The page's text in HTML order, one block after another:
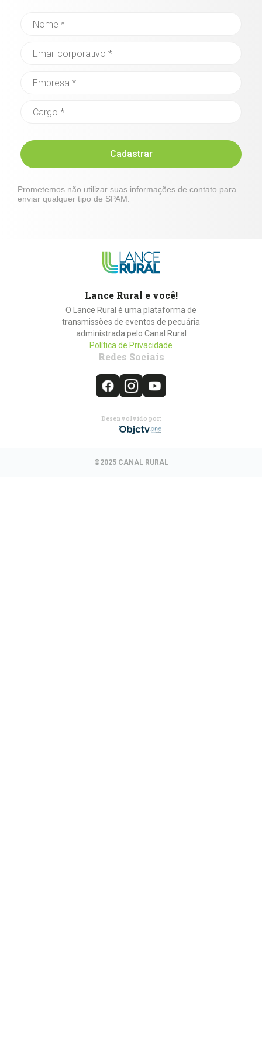
Cadastrar
Prometemos não utilizar suas informações de contato para
enviar qualquer tipo de SPAM.
Lance Rural e você!
O Lance Rural é uma plataforma de
transmissões de eventos de pecuária
administrada pelo Canal Rural
Política de Privacidade
Redes Sociais
Desenvolvido por:
©2025 CANAL RURAL